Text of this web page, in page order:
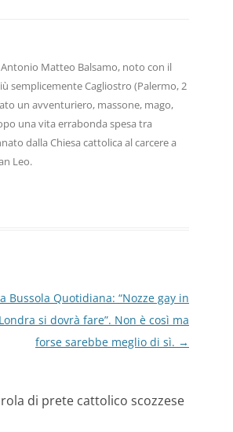
Matteo Balsamo, noto con il
semplicemente Cagliostro (Palermo, 2
un avventuriero, massone, mago,
una vita errabonda spesa tra
dalla Chiesa cattolica al carcere a
Leo.
Bussola Quotidiana: “Nozze gay in
si dovrà fare”. Non è così ma
forse sarebbe meglio di sì. →
di prete cattolico scozzese